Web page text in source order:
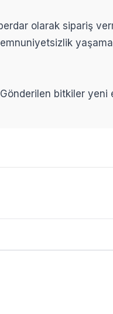
olarak sipariş
bitkiler yeni